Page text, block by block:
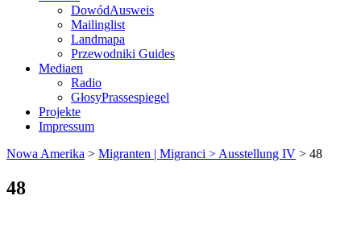
DowódAusweis
Mailinglist
Landmapa
Przewodniki Guides
Mediaen
Radio
GłosyPrassespiegel
Projekte
Impressum
Nowa Amerika > Migranten | Migranci > Ausstellung IV > 48
48